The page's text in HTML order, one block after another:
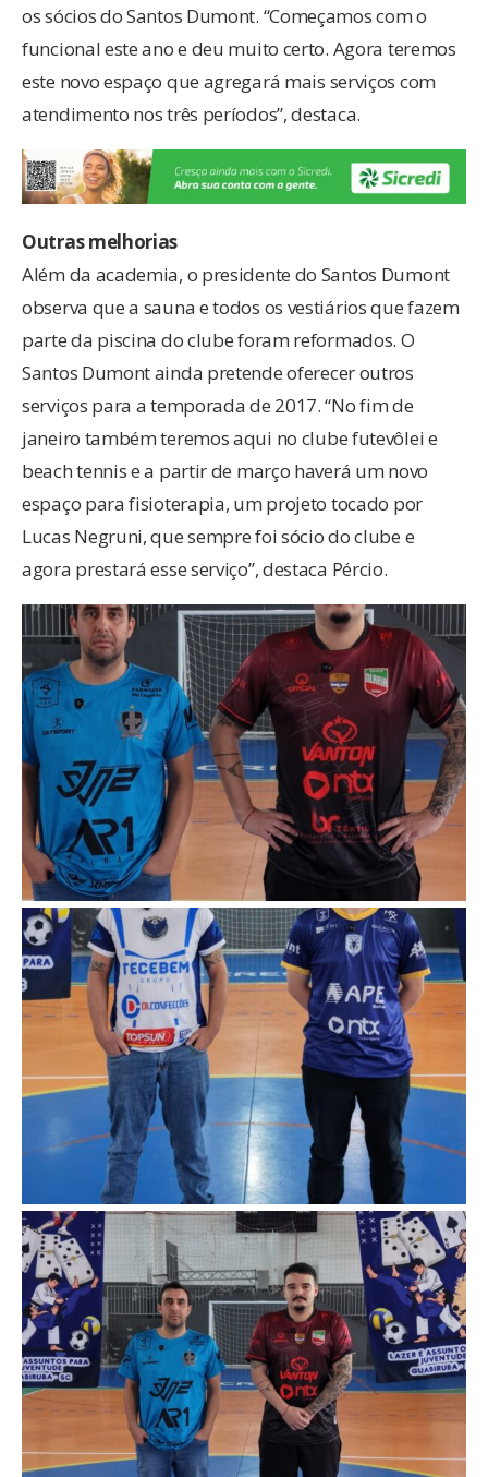
os sócios do Santos Dumont. “Começamos com o
funcional este ano e deu muito certo. Agora teremos
este novo espaço que agregará mais serviços com
atendimento nos três períodos”, destaca.
Outras melhorias
Além da academia, o presidente do Santos Dumont
observa que a sauna e todos os vestiários que fazem
parte da piscina do clube foram reformados. O
Santos Dumont ainda pretende oferecer outros
serviços para a temporada de 2017. “No fim de
janeiro também teremos aqui no clube futevôlei e
beach tennis e a partir de março haverá um novo
espaço para fisioterapia, um projeto tocado por
Lucas Negruni, que sempre foi sócio do clube e
agora prestará esse serviço”, destaca Pércio.